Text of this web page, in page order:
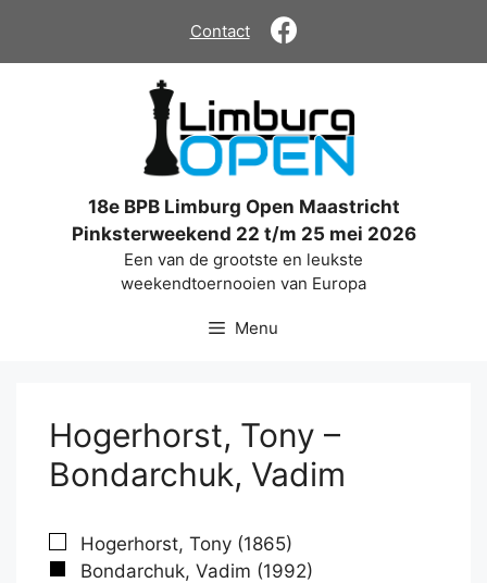
de
Contact
18e BPB Limburg Open Maastricht
Pinksterweekend 22 t/m 25 mei 2026
Een van de grootste en leukste
weekendtoernooien van Europa
Menu
Hogerhorst, Tony –
Bondarchuk, Vadim
Hogerhorst, Tony (1865)
Bondarchuk, Vadim (1992)